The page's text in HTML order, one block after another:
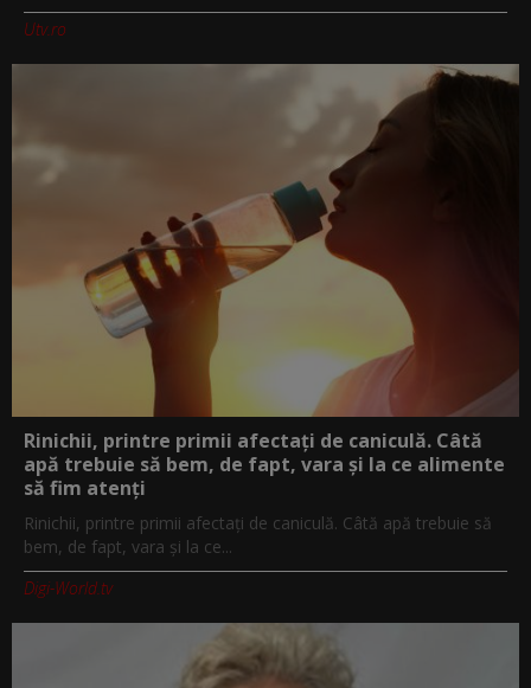
Utv.ro
Rinichii, printre primii afectați de caniculă. Câtă
apă trebuie să bem, de fapt, vara și la ce alimente
să fim atenți
Rinichii, printre primii afectați de caniculă. Câtă apă trebuie să
bem, de fapt, vara și la ce...
Digi-World.tv